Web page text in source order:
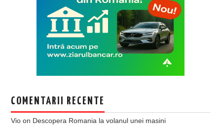
COMENTARII RECENTE
Vio on Descopera Romania la volanul unei masini